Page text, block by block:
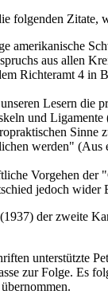
folgenden Zitate,
amerikanische
aus allen
Richteramt 4 in
Lesern die
und
Sinne
werden"
Vorgehen
jedoch wider
der zweite
unterstützte
zur Folge. Es